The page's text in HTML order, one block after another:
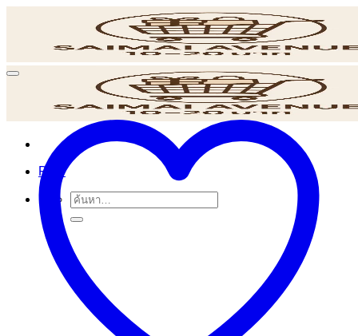
เนื้อหา
POS
ค้นหา: